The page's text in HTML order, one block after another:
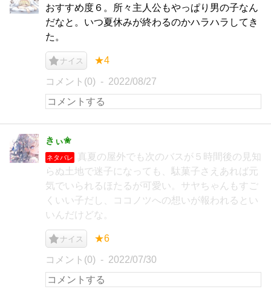
おすすめ度６。所々主人公もやっぱり男の子なん
だなと。いつ夏休みが終わるのかハラハラしてき
た。
ナイス ★4
コメント(0) 2022/08/27
きぃ✬
ネタバレ
真夏の屋外でも次のバスが５時間後の見知
らぬ土地で迷子になっても、駄菓子さえあれば元
気でいられるほたるが可愛い。サヤちゃんもすご
くいい子だし、ココノツへの想いが報われるとい
いんだけどな。
ナイス ★6
コメント(0) 2022/07/30